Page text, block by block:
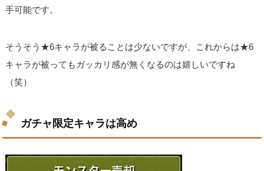
手可能です。
そうそう★6キャラが被ることは少ないですが、これからは★6
キャラが被ってもガッカリ感が無くなるのは嬉しいですね
（笑）
ガチャ限定キャラは高め